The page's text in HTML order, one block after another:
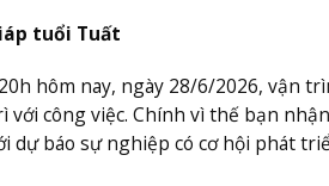
tuổi Tuất
hôm nay, ngày 28/6/2026, vận
với công việc. Chính vì thế bạn
dự báo sự nghiệp có cơ hội phát